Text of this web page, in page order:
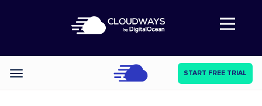
Abre a navegação
Categories START FREE TRIAL